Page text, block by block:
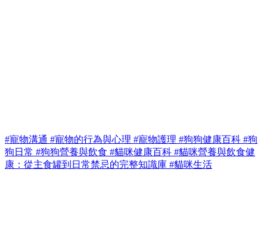
#寵物溝通 #寵物的行為與心理 #寵物護理 #狗狗健康百科 #狗
狗日常 #狗狗營養與飲食 #貓咪健康百科 #貓咪營養與飲食健
康：從主食罐到日常禁忌的完整知識庫 #貓咪生活